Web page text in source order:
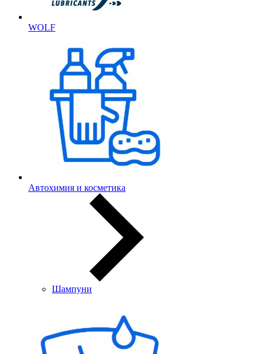
WOLF
Автохимия и косметика
Шампуни